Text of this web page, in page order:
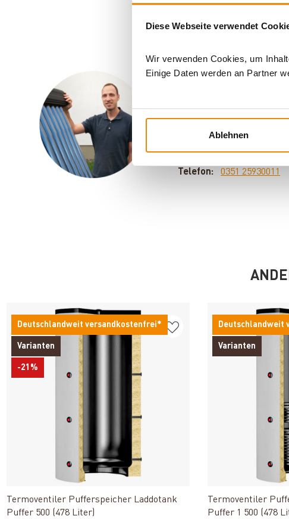
Diese Webseite verwendet
Wir verwenden Cookies, um
Einige Daten werden an Partner
Ablehnen
Sven Klitzsch beschäftigt
Motto: Für jedes
E-Mail:
[email
Telefon:
0351 25930011
Deutschlandweit versandkostenfrei*
Varianten
-21%
Produkt ansehen
Termoventiler Pufferspeicher Laddotank
Puffer 500 (478 Liter)
Deutschlandweit
Varianten
Termoventiler
Puffer 1 500 (478